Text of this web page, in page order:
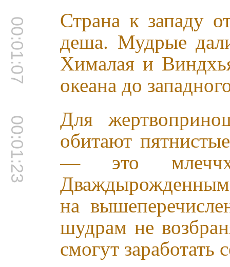
00:01:07 Страна к западу
деша. Мудрые
Хималая и
океана до
00:01:23 Для
обитают
— это
на
шудрам не
смогут заработать